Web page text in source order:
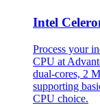
Intel
Process your
CPU at
dual-cores, 2
supporting
CPU choice.